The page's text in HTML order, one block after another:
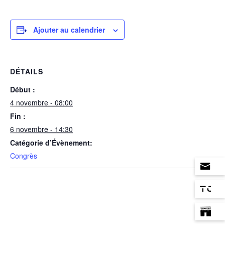
Ajouter au calendrier
DÉTAILS
Début :
4 novembre - 08:00
Fin :
6 novembre - 14:30
Catégorie d’Évènement:
Congrès